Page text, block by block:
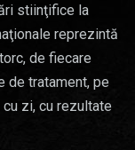
stiinţifice la
reprezintă
de fiecare
de tratament, pe
zi, cu rezultate